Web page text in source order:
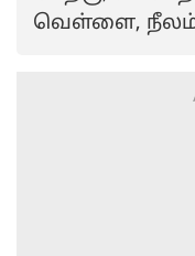
வெள்ளை, நீலம்